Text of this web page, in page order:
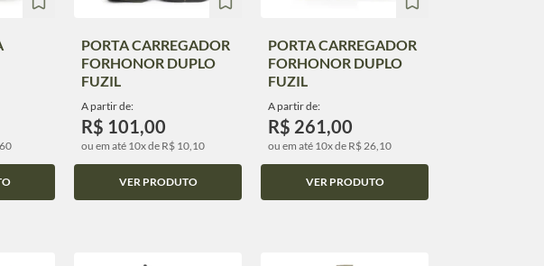
PORTA CARREGADOR
FORHONOR DUPLO
FUZIL
A partir de:
R$ 101,00
ou em até 10x de R$ 10,10
VER PRODUTO
PORTA CARREGADOR
FORHONOR DUPLO
FUZIL
A partir de:
R$ 261,00
ou em até 10x de R$ 26,10
VER PRODUTO